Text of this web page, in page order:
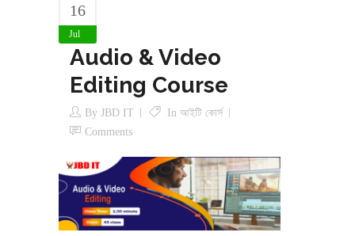
16
Jul
Audio & Video
Editing Course
By JBD IT In আইটি কোর্স
Comments